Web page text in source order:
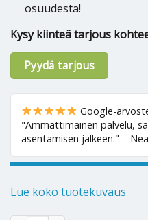
osuudesta!
Kysy kiinteä tarjous
Google-
"Ammattimainen palvelu,
asentamisen jälkeen." – Nea
Pyydä tarjous
Lue koko tuotekuvaus